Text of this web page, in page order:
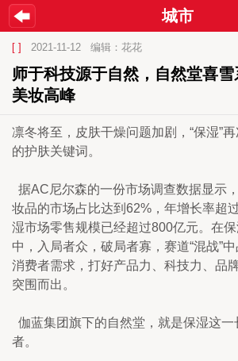
城市
[ ] 2021-11-12 编辑：花花
师于科技源于自然，自然堂喜
美妆高峰
凛冬将至，皮肤干燥问题加剧，“保湿”
的护肤关键词。
据AC尼尔森的一份市场调查数据显示
妆品的市场占比达到62%，年增长率超
湿市场零售规模已经超过800亿元。在
中，入局者众，破局者寡，赛道“混战”
消费者需求，打好产品力、科技力、品
突围而出。
伽蓝集团旗下的自然堂，就是保湿这一
者。